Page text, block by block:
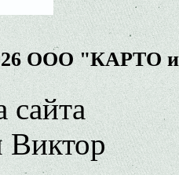
ООО "КАРТО
сайта
Виктор